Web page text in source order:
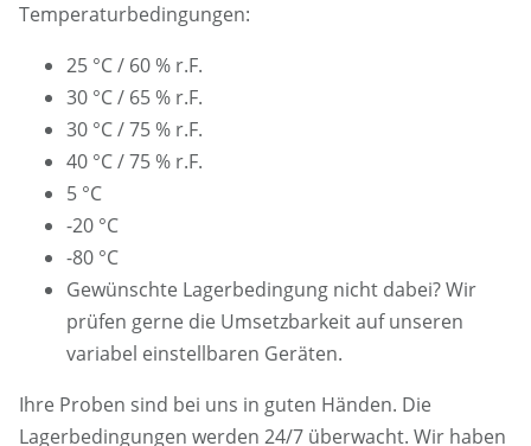
Temperaturbedingungen:
25 °C / 60 % r.F.
30 °C / 65 % r.F.
30 °C / 75 % r.F.
40 °C / 75 % r.F.
5 °C
-20 °C
-80 °C
Gewünschte Lagerbedingung nicht dabei? Wir
prüfen gerne die Umsetzbarkeit auf unseren
variabel einstellbaren Geräten.
Ihre Proben sind bei uns in guten Händen. Die
Lagerbedingungen werden 24/7 überwacht. Wir haben